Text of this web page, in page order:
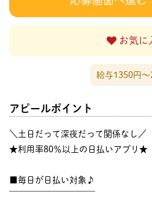
お気に
給与1350円〜
アピールポイント
＼土日だって深夜だって関係なし／
★利用率80％以上の日払いアプリ★
■毎日が日払い対象♪